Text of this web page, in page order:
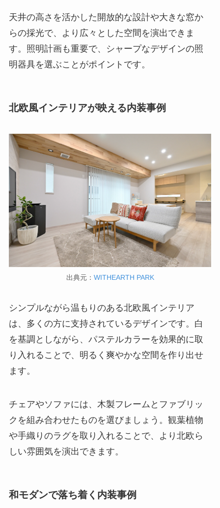
天井の高さを活かした開放的な設計や大きな窓か
らの採光で、より広々とした空間を演出できま
す。照明計画も重要で、シャープなデザインの照
明器具を選ぶことがポイントです。
北欧風インテリアが映える内装事例
出典元： WITHEARTH PARK
シンプルながら温もりのある北欧風インテリア
は、多くの方に支持されているデザインです。白
を基調としながら、パステルカラーを効果的に取
り入れることで、明るく爽やかな空間を作り出せ
ます。
チェアやソファには、木製フレームとファブリッ
クを組み合わせたものを選びましょう。観葉植物
や手織りのラグを取り入れることで、より北欧ら
しい雰囲気を演出できます。
和モダンで落ち着く内装事例